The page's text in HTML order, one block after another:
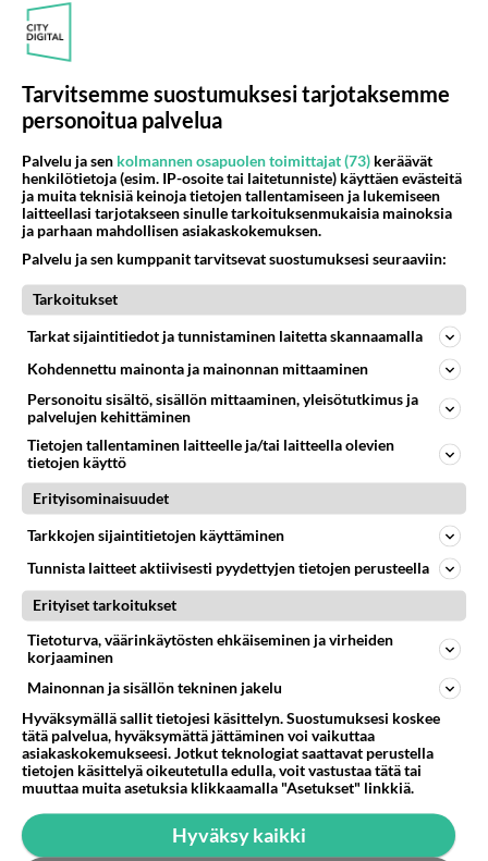
16.09.2025 18:36
AKVAARIOKALAT Ei vastauksia
Lehtikaloille kavereita
Mitä hankkisit akvaarioon lehtikalojen kavereiksi?...
09.01.2026 09:23 0 104
Vastattu 6kk
Apua kalojen valintaan
Moi! Oon ostamassa ekaa kertaa akvaarion, enkä tiedä
kaloista paljoa mitään. Tarviisin apua kalojen valintaan,
löytyykö ...
29.01.2026 08:53
AKVAARIOKALAT
Partamonnit
02.02.2020 12:58
Tarvitsemme suostumuksesi tarjotaksemme
personoitua palvelua
Palvelu ja sen kolmannen osapuolen toimittajat (73) keräävät
henkilötietoja (esim. IP-osoite tai laitetunniste) käyttäen evästeitä
ja muita teknisiä keinoja tietojen tallentamiseen ja lukemiseen
laitteellasi tarjotakseen sinulle tarkoituksenmukaisia mainoksia
ja parhaan mahdollisen asiakaskokemuksen.
Palvelu ja sen kumppanit tarvitsevat suostumuksesi seuraaviin:
Tarkoitukset
Tarkat sijaintitiedot ja tunnistaminen laitetta skannaamalla
Kohdennettu mainonta ja mainonnan mittaaminen
Personoitu sisältö, sisällön mittaaminen, yleisötutkimus ja
palvelujen kehittäminen
Tietojen tallentaminen laitteelle ja/tai laitteella olevien
tietojen käyttö
Erityisominaisuudet
Tarkkojen sijaintitietojen käyttäminen
Tunnista laitteet aktiivisesti pyydettyjen tietojen perusteella
Erityiset tarkoitukset
Tietoturva, väärinkäytösten ehkäiseminen ja virheiden
korjaaminen
Mainonnan ja sisällön tekninen jakelu
Hyväksymällä sallit tietojesi käsittelyn. Suostumuksesi koskee
tätä palvelua, hyväksymättä jättäminen voi vaikuttaa
asiakaskokemukseesi. Jotkut teknologiat saattavat perustella
tietojen käsittelyä oikeutetulla edulla, voit vastustaa tätä tai
muuttaa muita asetuksia klikkaamalla "Asetukset" linkkiä.
Hyväksy kaikki